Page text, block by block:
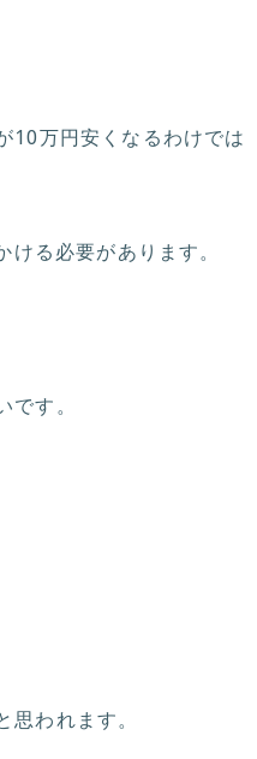
10万円安くなるわけでは
る必要があります。
す。
われます。